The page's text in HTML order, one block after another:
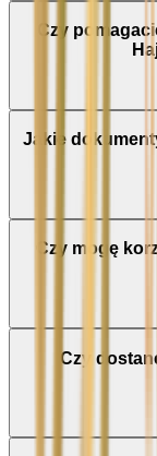
Czy
Jakie
Czy mogę
Czy